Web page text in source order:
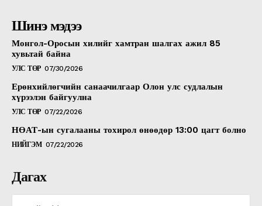
Шинэ мэдээ
Монгол-Оросын хилийг хамтран шалгах ажил 85
хувьтай байна
УЛС ТӨР 07/30/2026
Ерөнхийлөгчийн санаачилгаар Олон улс судлалын
хүрээлэн байгуулна
УЛС ТӨР 07/22/2026
НӨАТ-ын сугалааны тохирол өнөөдөр 13:00 цагт болно
НИЙГЭМ 07/22/2026
Дагах